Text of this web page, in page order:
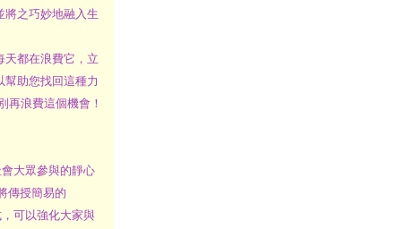
將之巧妙地融入生
都在浪費它，立
助您找回這種力
再浪費這個機會！
大眾參與的靜心
傳授簡易的
可以強化大家與